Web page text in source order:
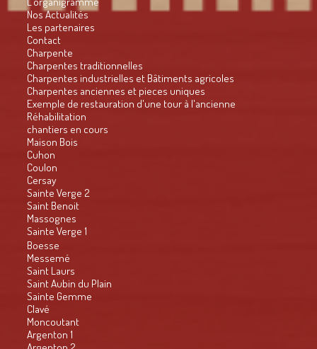
Nos Actualités
Les partenaires
Contact
Charpente
Charpentes traditionnelles
Charpentes industrielles et Bâtiments agricoles
Charpentes anciennes et pieces uniques
Exemple de restauration d'une tour à l'ancienne
Réhabilitation
chantiers en cours
Maison Bois
Cuhon
Coulon
Cersay
Sainte Verge 2
Saint Benoit
Massognes
Sainte Verge 1
Boesse
Messemé
Saint Laurs
Saint Aubin du Plain
Sainte Gemme
Clavé
Moncoutant
Argenton 1